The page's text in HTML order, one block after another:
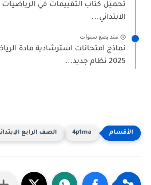
تحميل كتاب التقييمات في
الابتدائي...
منذ بضع سنوات
نماذج امتحانات استرشادية مادة
2025 نظام جديد...
4p1ma الصف الرابع